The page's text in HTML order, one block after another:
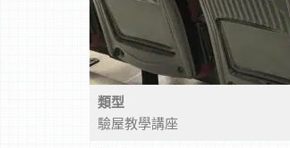
類型
驗屋教學講座